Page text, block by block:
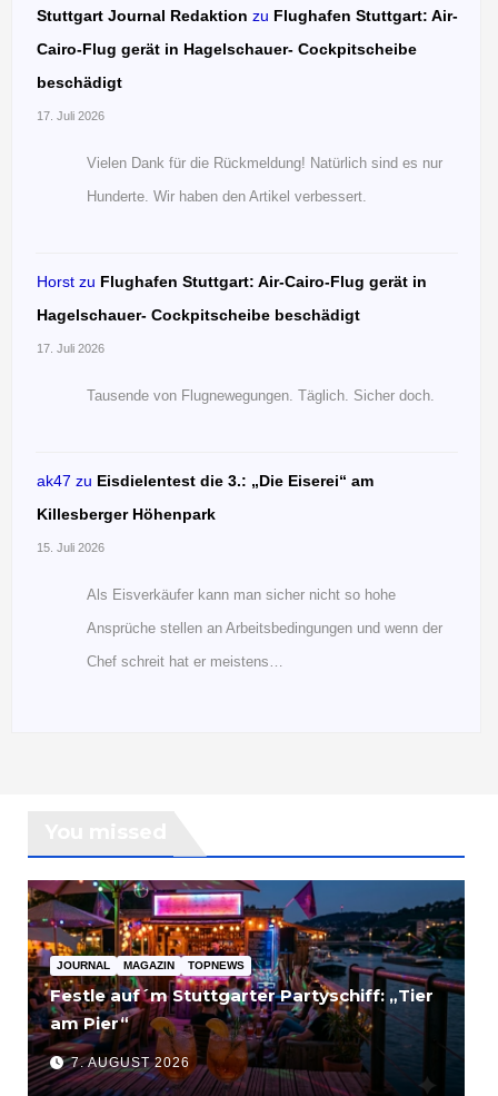
Stuttgart Journal Redaktion zu Flughafen Stuttgart: Air-
Cairo-Flug gerät in Hagelschauer- Cockpitscheibe
beschädigt
17. Juli 2026
Vielen Dank für die Rückmeldung! Natürlich sind es nur
Hunderte. Wir haben den Artikel verbessert.
Horst zu Flughafen Stuttgart: Air-Cairo-Flug gerät in
Hagelschauer- Cockpitscheibe beschädigt
17. Juli 2026
Tausende von Flugnewegungen. Täglich. Sicher doch.
ak47 zu Eisdielentest die 3.: „Die Eiserei“ am
Killesberger Höhenpark
15. Juli 2026
Als Eisverkäufer kann man sicher nicht so hohe
Ansprüche stellen an Arbeitsbedingungen und wenn der
Chef schreit hat er meistens…
JOURNAL MAGAZIN TOPNEWS
Festle auf´m Stuttgarter Partyschiff: „Tier
am Pier“
7. AUGUST 2026